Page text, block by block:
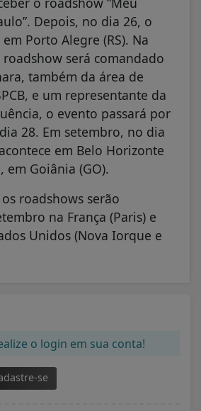
Depois, no dia 26, o
Porto Alegre (RS). Na
será comandado
também da área de
e um representante da
o evento passará por
28. Em setembro, no dia
em Belo Horizonte
em Goiânia (GO).
roadshows serão
na França (Paris) e
Unidos (Nova Iorque e
o login em sua conta!
se